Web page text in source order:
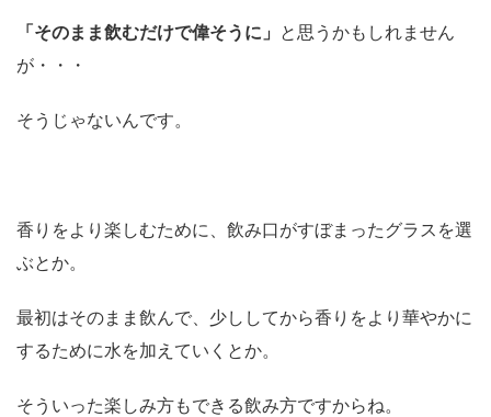
「そのまま飲むだけで偉そうに」 と思うかもしれません
が・・・
そうじゃないんです。
香りをより楽しむために、飲み口がすぼまったグラスを選
ぶとか。
最初はそのまま飲んで、少ししてから香りをより華やかに
するために水を加えていくとか。
そういった楽しみ方もできる飲み方ですからね。